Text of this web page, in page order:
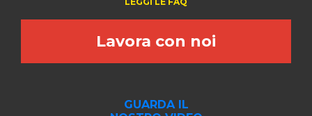
Lavora con noi
GUARDA IL